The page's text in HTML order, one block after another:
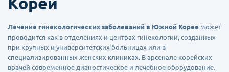
Лечение гинекологических заболеваний в Южной Корее может
проводится как в отделениях и центрах гинекологии, созданных
при крупных и университетских больницах или в
специализированных женских клиниках. В арсенале корейских
врачей современное дианостическое и лечебное оборудование.